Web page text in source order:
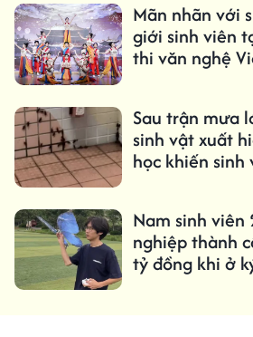
Mãn nhãn với
giới sinh viên
thi văn nghệ
Sau trận mưa
sinh vật xuất
học khiến
Nam sinh
nghiệp thành
tỷ đồng khi ở